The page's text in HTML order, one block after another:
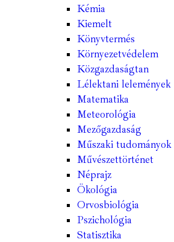
Kémia
Kiemelt
Könyvtermés
Környezetvédelem
Közgazdaságtan
Lélektani lelemények
Matematika
Meteorológia
Mezőgazdaság
Műszaki tudományok
Művészettörténet
Néprajz
Ökológia
Orvosbiológia
Pszichológia
Statisztika